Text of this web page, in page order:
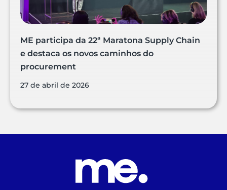
ME participa da 22ª Maratona Supply Chain
e destaca os novos caminhos do
procurement
27 de abril de 2026